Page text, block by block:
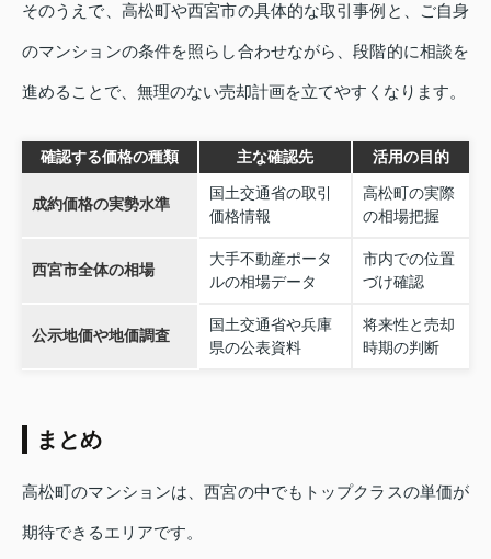
そのうえで、高松町や西宮市の具体的な取引事例と、ご自身
のマンションの条件を照らし合わせながら、段階的に相談を
進めることで、無理のない売却計画を立てやすくなります。
確認する価格の種類 主な確認先 活用の目的
成約価格の実勢水準
国土交通省の取引
価格情報
高松町の実際
の相場把握
西宮市全体の相場
大手不動産ポータ
ルの相場データ
市内での位置
づけ確認
公示地価や地価調査
国土交通省や兵庫
県の公表資料
将来性と売却
時期の判断
まとめ
高松町のマンションは、西宮の中でもトップクラスの単価が
期待できるエリアです。